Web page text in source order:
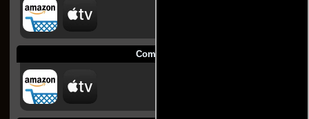
Comprar